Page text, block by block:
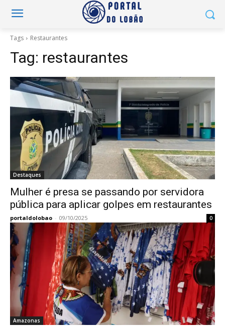
Tags Restaurantes
Tag: restaurantes
Destaques
Mulher é presa se passando por servidora
pública para aplicar golpes em restaurantes
portaldolobao - 09/10/2025 0
Amazonas